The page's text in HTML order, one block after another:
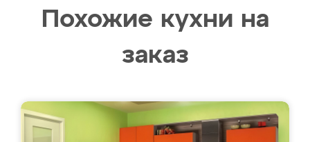
Похожие кухни на
заказ